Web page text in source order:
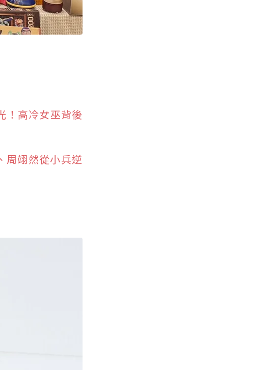
！高冷女巫背後
周翊然從小兵逆